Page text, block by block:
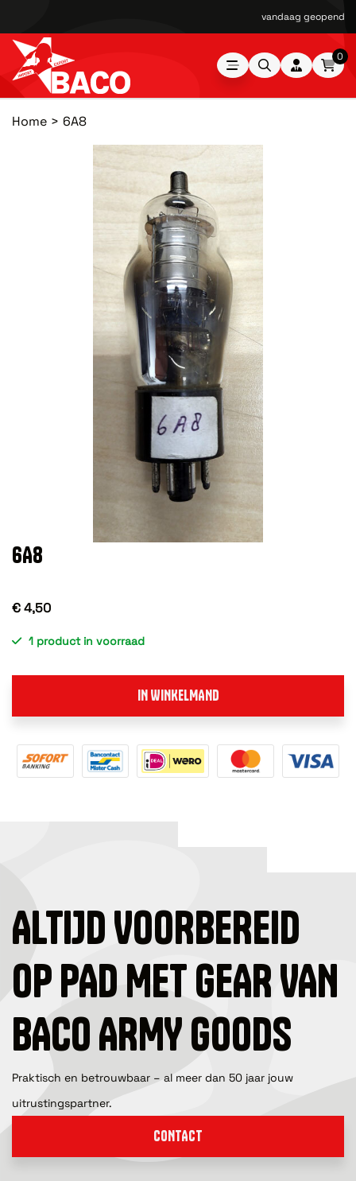
vandaag geopend
0
Home 6A8
6A8
€ 4,50
1 product in voorraad
IN WINKELMAND
ALTIJD VOORBEREID
OP PAD MET GEAR VAN
BACO ARMY GOODS
Praktisch en betrouwbaar – al meer dan 50 jaar jouw
uitrustingspartner.
CONTACT